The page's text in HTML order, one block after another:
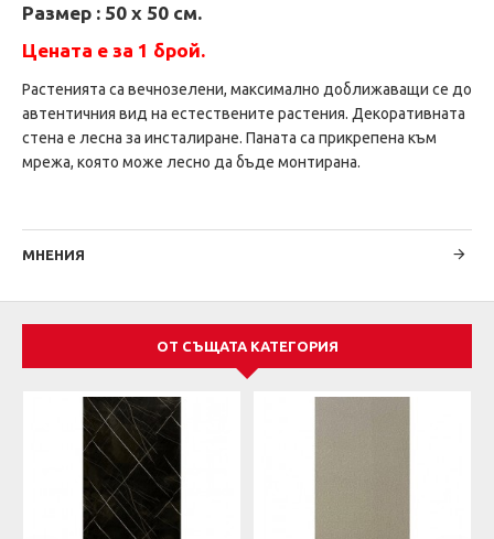
Размер : 50 х 50 см.
Цената е за 1 брой.
Растенията са вечнозелени, максимално доближаващи се до
автентичния вид на естествените растения. Декоративната
стена е лесна за инсталиране. Паната са прикрепена към
мрежа, която може лесно да бъде монтирана.
МНЕНИЯ
ОТ СЪЩАТА КАТЕГОРИЯ